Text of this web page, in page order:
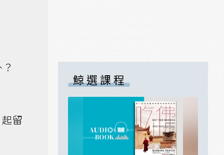
留
鯨選課程